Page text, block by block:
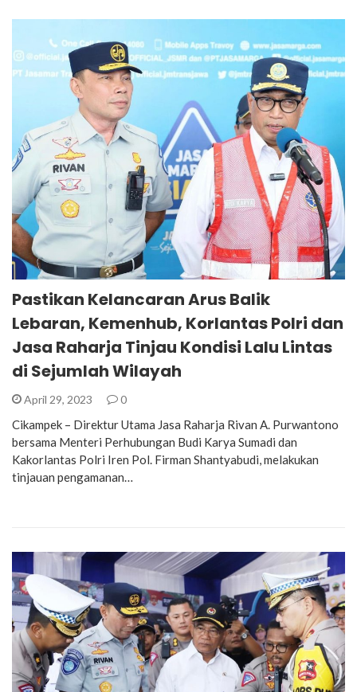
Pastikan Kelancaran Arus Balik
Lebaran, Kemenhub, Korlantas Polri dan
Jasa Raharja Tinjau Kondisi Lalu Lintas
di Sejumlah Wilayah
April 29, 2023 0
Cikampek – Direktur Utama Jasa Raharja Rivan A. Purwantono
bersama Menteri Perhubungan Budi Karya Sumadi dan
Kakorlantas Polri Iren Pol. Firman Shantyabudi, melakukan
tinjauan pengamanan…